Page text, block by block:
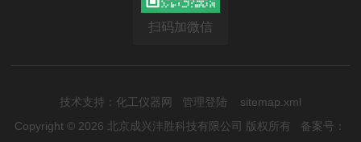
扫码加微信
技术支持： 化工仪器网 管理登陆
sitemap.xml
Copyright © 2026 北京成兴沣胜科技有限公司 版权所有 备案号：